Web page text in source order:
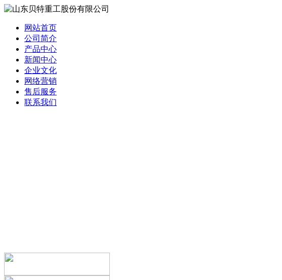
网站首页
公司简介
产品中心
新闻中心
企业文化
网络营销
售后服务
联系我们